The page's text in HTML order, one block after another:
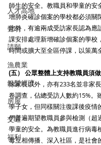
人才高地
聲明
請願
漁農業
銀髮經濟
房屋
交通
福利
師生的安全。教職員和學童的安
增肺炎確診個案的學校都必須關
此外，有逾兩成受訪家長認為應
課安排處理新增確診個案的學校
時間或擴大至全區停課，以策萬
(五） 公眾整體上支持教職員須
除家長以外，亦有233名並非家
卷調查，佔總受訪人數約15%。
學子女，但同樣關注復課後疫情
們普遍期望教職員參與檢測（超
學童的安全。為教職員進行病毒
毒互相傳播、深入社區，是社會